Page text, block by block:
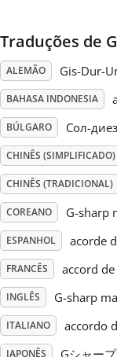
Русский
Tiếng Việt
Türkçe
Українська
Traduções de
ALEMÃO Gis-Dur-
BAHASA INDONESIA
BÚLGARO Сол-
CHINÊS (SIMPLIFICADO)
CHINÊS (TRADICIONAL)
COREANO G-sharp
ESPANHOL acorde
FRANCÊS accord
INGLÊS G-sharp
ITALIANO accordo
JAPONÊS